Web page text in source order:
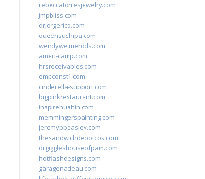
rebeccatorresjewelry.com
jmpbliss.com
drjorgerico.com
queensushipa.com
wendyweimerdds.com
ameri-camp.com
hrsreceivables.com
empconst1.com
cinderella-support.com
bigpinkrestaurant.com
inspirehuahin.com
memmingerspainting.com
jeremypbeasley.com
thesandwichdepotcos.com
drgiggleshouseofpain.com
hotflashdesigns.com
garagenadeau.com